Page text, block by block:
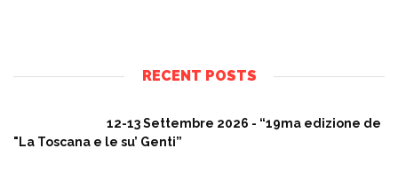
RECENT POSTS
12-13 Settembre 2026 - “19ma edizione de
"La Toscana e le su’ Genti”